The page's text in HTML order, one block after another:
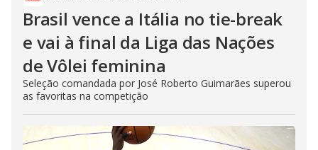
Brasil vence a Itália no tie-break
e vai à final da Liga das Nações
de Vôlei feminina
Seleção comandada por José Roberto Guimarães superou
as favoritas na competição